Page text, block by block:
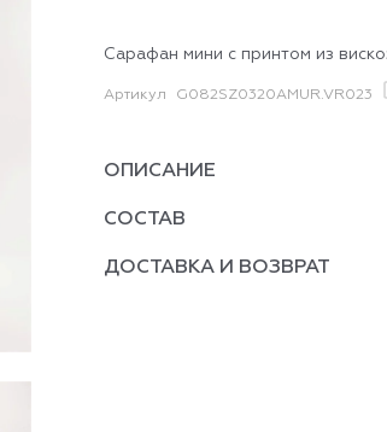
Сарафан мини с принтом из
Артикул G082SZ0320AMUR.VR023
ОПИСАНИЕ
СОСТАВ
ДОСТАВКА И ВОЗВРАТ